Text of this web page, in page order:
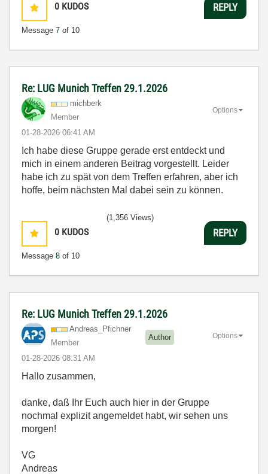
0 KUDOS
Message 7 of 10
REPLY
Re: LUG Munich Treffen 29.1.2026
michberk
Member
‎01-28-2026 06:41 AM
Options
Ich habe diese Gruppe gerade erst entdeckt und
mich in einem anderen Beitrag vorgestellt. Leider
habe ich zu spät von dem Treffen erfahren, aber ich
hoffe, beim nächsten Mal dabei sein zu können.
0 KUDOS
Message 8 of 10
(1,356 Views)
REPLY
Re: LUG Munich Treffen 29.1.2026
Andreas_Pfichner
Member
Author
‎01-28-2026 08:31 AM
Options
Hallo zusammen,
danke, daß Ihr Euch auch hier in der Gruppe
nochmal explizit angemeldet habt, wir sehen uns
morgen!
VG
Andreas